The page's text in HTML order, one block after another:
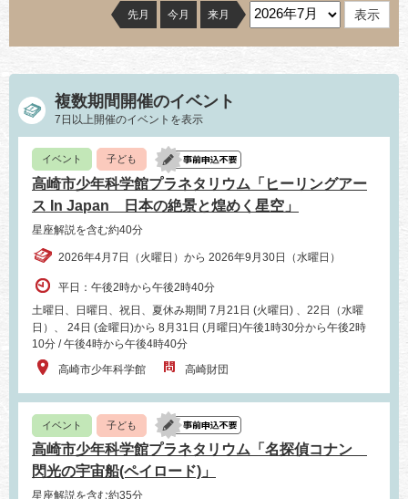
先月 今月 来月
複数期間開催のイベント
7日以上開催のイベントを表示
イベント 子ども
高崎市少年科学館プラネタリウム「ヒーリングアー
ス In Japan 日本の絶景と煌めく星空」
星座解説を含む約40分
2026年4月7日（火曜日）から 2026年9月30日（水曜日）
平日：午後2時から午後2時40分
土曜日、日曜日、祝日、夏休み期間 7月21日 (火曜日) 、22日（水曜
日）、 24日 (金曜日)から 8月31日 (月曜日)午後1時30分から午後2時
10分 / 午後4時から午後4時40分
高崎市少年科学館
高崎財団
イベント 子ども
高崎市少年科学館プラネタリウム「名探偵コナン
閃光の宇宙船(ペイロード)」
星座解説を含む約35分